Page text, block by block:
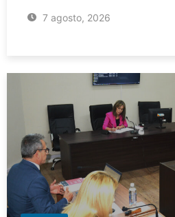
7 agosto, 2026